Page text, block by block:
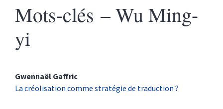
Mots-clés – Wu Ming-
yi
Gwennaël Gaffric
La créolisation comme stratégie de traduction ?